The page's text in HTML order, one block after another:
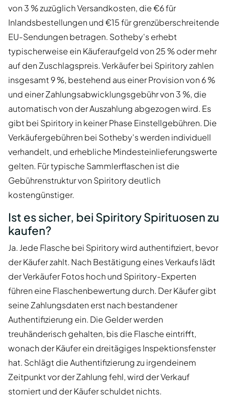
von 3 % zuzüglich Versandkosten, die €6 für
Inlandsbestellungen und €15 für grenzüberschreitende
EU-Sendungen betragen. Sotheby's erhebt
typischerweise ein Käuferaufgeld von 25 % oder mehr
auf den Zuschlagspreis. Verkäufer bei Spiritory zahlen
insgesamt 9 %, bestehend aus einer Provision von 6 %
und einer Zahlungsabwicklungsgebühr von 3 %, die
automatisch von der Auszahlung abgezogen wird. Es
gibt bei Spiritory in keiner Phase Einstellgebühren. Die
Verkäufergebühren bei Sotheby's werden individuell
verhandelt, und erhebliche Mindesteinlieferungswerte
gelten. Für typische Sammlerflaschen ist die
Gebührenstruktur von Spiritory deutlich
kostengünstiger.
Ist es sicher, bei Spiritory Spirituosen zu
kaufen?
Ja. Jede Flasche bei Spiritory wird authentifiziert, bevor
der Käufer zahlt. Nach Bestätigung eines Verkaufs lädt
der Verkäufer Fotos hoch und Spiritory-Experten
führen eine Flaschenbewertung durch. Der Käufer gibt
seine Zahlungsdaten erst nach bestandener
Authentifizierung ein. Die Gelder werden
treuhänderisch gehalten, bis die Flasche eintrifft,
wonach der Käufer ein dreitägiges Inspektionsfenster
hat. Schlägt die Authentifizierung zu irgendeinem
Zeitpunkt vor der Zahlung fehl, wird der Verkauf
storniert und der Käufer schuldet nichts.